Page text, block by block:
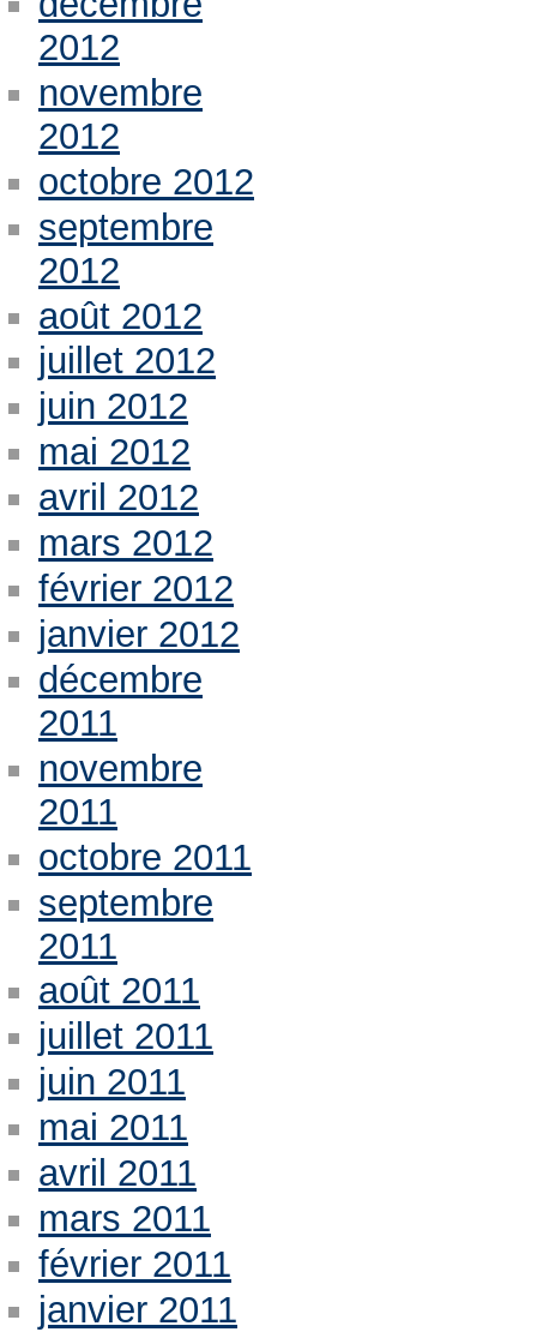
2012
novembre
2012
octobre 2012
septembre
2012
août 2012
juillet 2012
juin 2012
mai 2012
avril 2012
mars 2012
février 2012
janvier 2012
décembre
2011
novembre
2011
octobre 2011
septembre
2011
août 2011
juillet 2011
juin 2011
mai 2011
avril 2011
mars 2011
février 2011
janvier 2011